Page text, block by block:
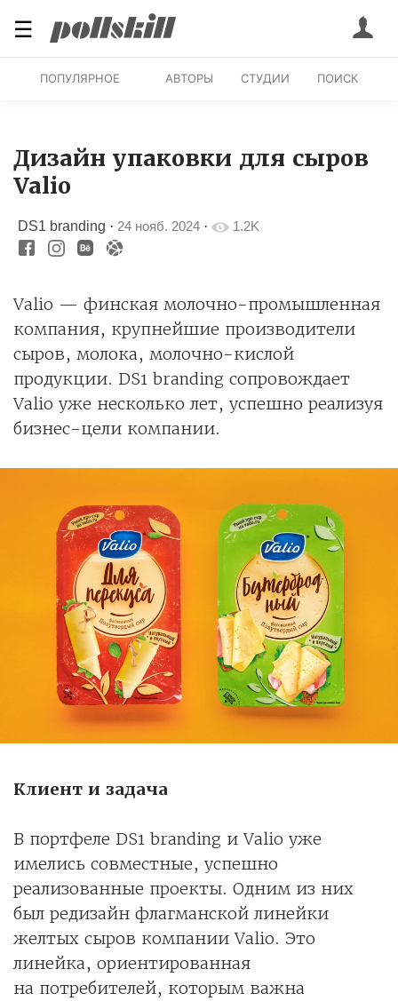
☰
ПОПУЛЯРНОЕ АВТОРЫ СТУДИИ ПОИСК
Дизайн упаковки для сыров
Valio
DS1 branding · 24 нояб. 2024 · 1.2K
Valio — финская молочно-промышленная
компания, крупнейшие производители
сыров, молока, молочно-кислой
продукции. DS1 branding сопровождает
Valio уже несколько лет, успешно реализуя
бизнес-цели компании.
Клиент и задача
В портфеле DS1 branding и Valio уже
имелись совместные, успешно
реализованные проекты. Одним из них
был редизайн флагманской линейки
желтых сыров компании Valio. Это
линейка, ориентированная
на потребителей, которым важна